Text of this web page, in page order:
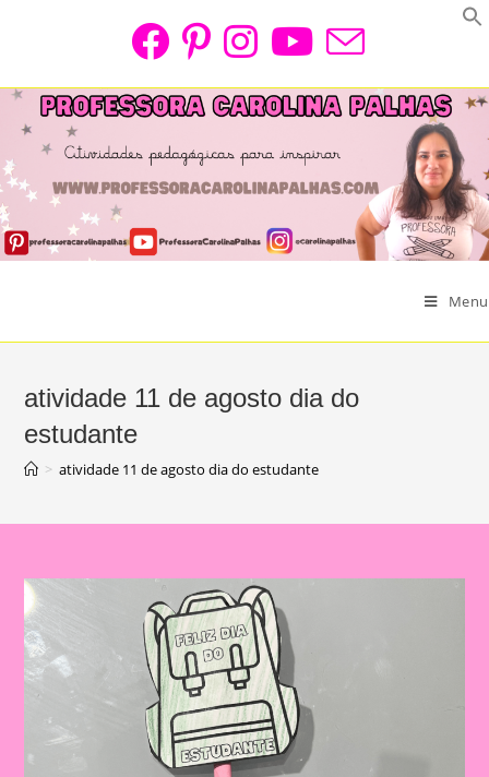
Menu
atividade 11 de agosto dia do
estudante
> atividade 11 de agosto dia do estudante